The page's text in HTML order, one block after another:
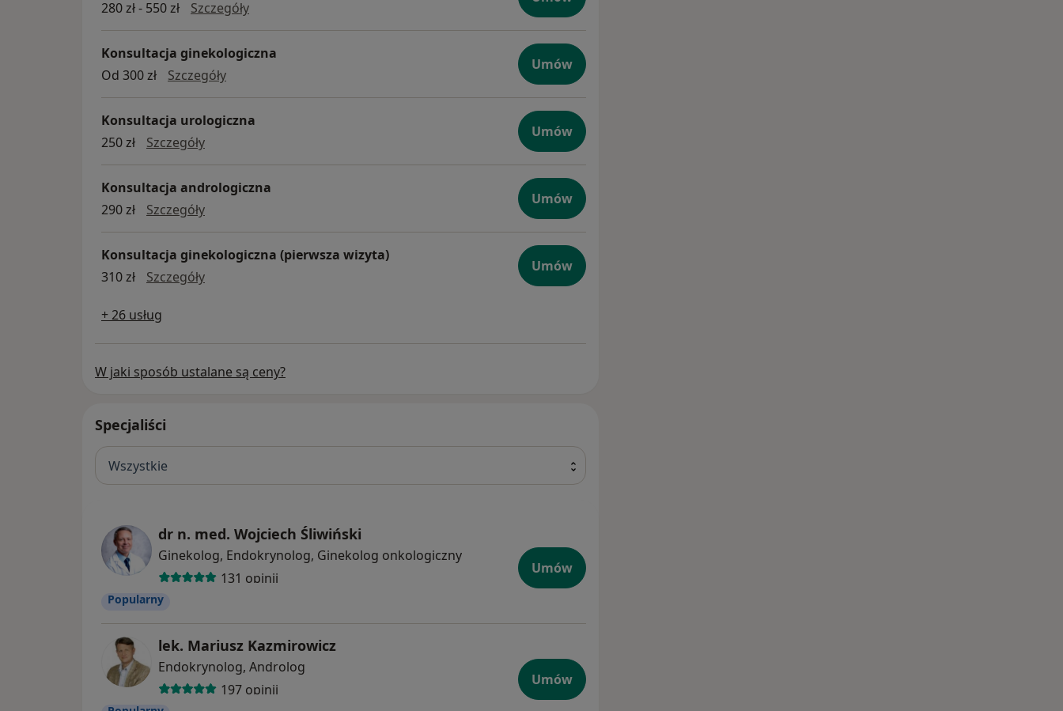
280 zł - 550 zł
SzczegółyKonsultacja dietetyczna
Konsultacja ginekologiczna
Od 300 zł
Szczegółykonsultacja ginekologiczna
Umów
Konsultacja urologiczna
250 zł
Szczegółykonsultacja urologiczna
Umów
Konsultacja andrologiczna
290 zł
SzczegółyKonsultacja andrologiczna
Umów
Konsultacja ginekologiczna (pierwsza wizyta)
310 zł
Szczegółykonsultacja ginekologiczna (pierwsza wizyta)
Umów
+ 26 usług
W jaki sposób ustalane są ceny?
Specjaliści
Wszystkie
dr n. med. Wojciech Śliwiński
Ginekolog, Endokrynolog, Ginekolog onkologiczny
131 opinii
Popularny
Umów
lek. Mariusz Kazmirowicz
Endokrynolog, Androlog
197 opinii
Umów